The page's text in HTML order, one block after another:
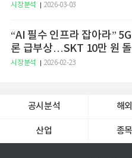
시장분석 2026-03-03
“AI 필수 인프라 잡아라”
론 급부상…SKT 10만 원
증권
시장분석 2026-02-23
공시분석 해
산업 종